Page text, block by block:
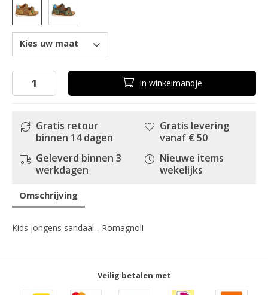
Kies uw maat
In winkelmandje
Gratis retour
binnen 14 dagen
Geleverd binnen 3
werkdagen
Gratis levering
vanaf € 50
Nieuwe items
wekelijks
Omschrijving
Kids jongens sandaal - Romagnoli
Veilig betalen met